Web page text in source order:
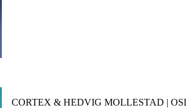
CORTEX & HEDVIG MOLLESTAD |